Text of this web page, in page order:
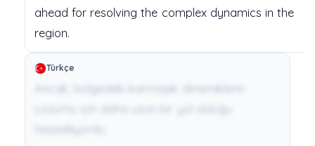
ahead for resolving the complex dynamics inthe
region.
Türkçe
Ancak, bölgedeki karmaşık dinamiklerin